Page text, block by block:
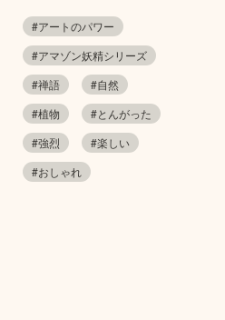
#アートのパワー
#アマゾン妖精シリーズ
#禅語
#自然
#植物
#とんがった
#強烈
#楽しい
#おしゃれ